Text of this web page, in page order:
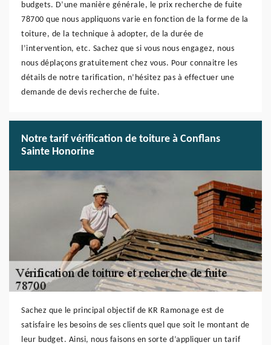
budgets. D’une manière générale, le prix recherche de fuite
78700 que nous appliquons varie en fonction de la forme de la
toiture, de la technique à adopter, de la durée de
l’intervention, etc. Sachez que si vous nous engagez, nous
nous déplaçons gratuitement chez vous. Pour connaitre les
détails de notre tarification, n’hésitez pas à effectuer une
demande de devis recherche de fuite.
Notre tarif vérification de toiture à Conflans
Sainte Honorine
Sachez que le principal objectif de KR Ramonage est de
satisfaire les besoins de ses clients quel que soit le montant de
leur budget. Ainsi, nous faisons en sorte d’appliquer un tarif